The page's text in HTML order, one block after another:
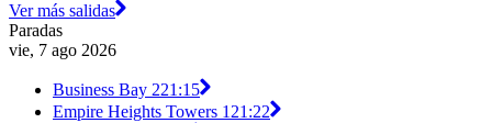
Ver más salidas
Paradas
vie, 7 ago 2026
Business Bay 221:15
Empire Heights Towers 1 21:22